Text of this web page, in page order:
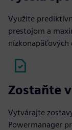
Využite
prestojom a
nízkonapäťových
Zostaňte
Vytvárajte
Powermanager